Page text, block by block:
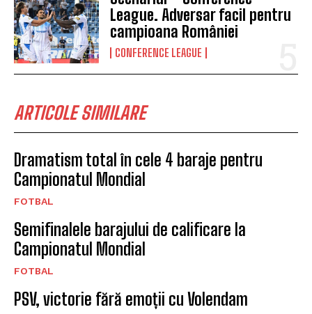
League. Adversar facil pentru
campioana României
CONFERENCE LEAGUE
ARTICOLE SIMILARE
Dramatism total în cele 4 baraje pentru
Campionatul Mondial
FOTBAL
Semifinalele barajului de calificare la
Campionatul Mondial
FOTBAL
PSV, victorie fără emoții cu Volendam